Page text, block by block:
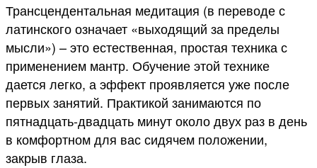
Трансцендентальная медитация (в переводе с
латинского означает «выходящий за пределы
мысли») – это естественная, простая техника с
применением мантр. Обучение этой технике
дается легко, а эффект проявляется уже после
первых занятий. Практикой занимаются по
пятнадцать-двадцать минут около двух раз в день
в комфортном для вас сидячем положении,
закрыв глаза.